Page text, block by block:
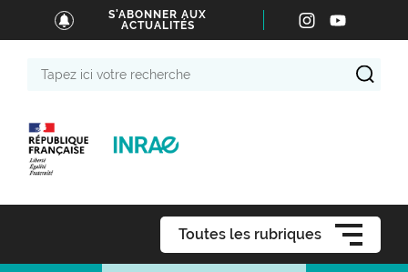
S'ABONNER AUX
ACTUALITÉS
Toutes les rubriques